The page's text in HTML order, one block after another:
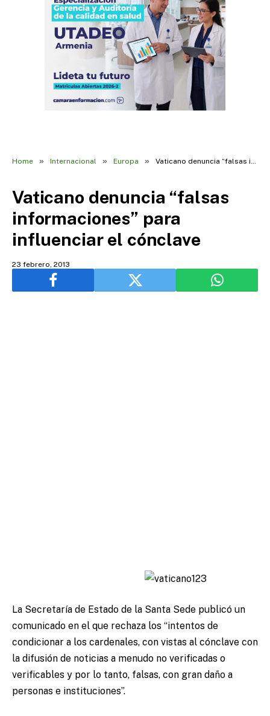
Home » Internacional » Europa » Vaticano denuncia “falsas informaciones” para influenciar el cónclave
Vaticano denuncia “falsas
informaciones” para
influenciar el cónclave
23 febrero, 2013
La Secretaría de Estado de la Santa Sede publicó un
comunicado en el que rechaza los “intentos de
condicionar a los cardenales, con vistas al cónclave con
la difusión de noticias a menudo no verificadas o
verificables y por lo tanto, falsas, con gran daño a
personas e instituciones”.